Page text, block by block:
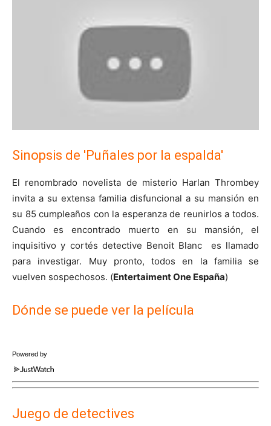
Sinopsis de 'Puñales por la espalda'
El renombrado novelista de misterio Harlan Thrombey
invita a su extensa familia disfuncional a su mansión en
su 85 cumpleaños con la esperanza de reunirlos a todos.
Cuando es encontrado muerto en su mansión, el
inquisitivo y cortés detective Benoit Blanc es llamado
para investigar. Muy pronto, todos en la familia se
vuelven sospechosos. (Entertaiment One España)
Dónde se puede ver la película
Powered by
Juego de detectives